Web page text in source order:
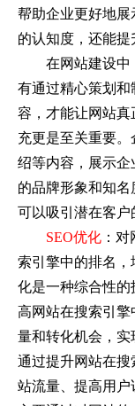
帮助企业更好地
的认知度，还能提
在网站建设中，
有通过精心策划
容，才能让网站
充更是至关重要
绍等内容，展示
的品牌形象和知
可以吸引潜在客户
SEO优化 ：
索引擎中的排名，
化是一种综合性
高网站在搜索引
量和转化机会，
通过提升网站在搜
站流量、提高用户